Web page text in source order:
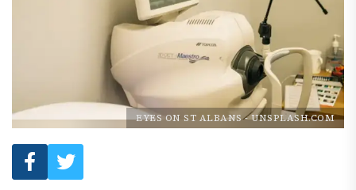
EYES ON ST ALBANS-UNSPLASH.COM